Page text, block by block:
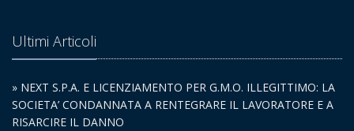
Ultimi Articoli
» NEXT S.P.A. E LICENZIAMENTO PER G.M.O. ILLEGITTIMO: LA
SOCIETA’ CONDANNATA A RENTEGRARE IL LAVORATORE E A
RISARCIRE IL DANNO